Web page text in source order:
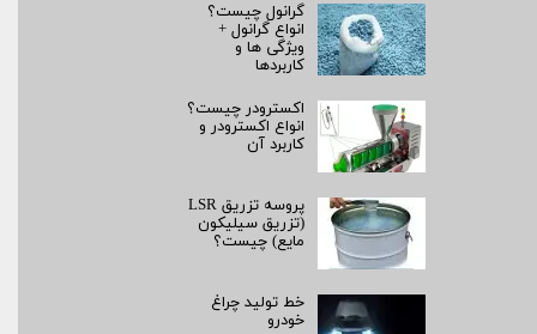
گرانول چیست؟
انواع گرانول +
ویژگی ها و
کاربردها
اکسترودر چیست؟
انواع اکسترودر و
کاربرد آن
پروسه تزریق LSR
(تزریق سیلیکون
مایع) چیست؟
خط تولید چراغ
خودرو